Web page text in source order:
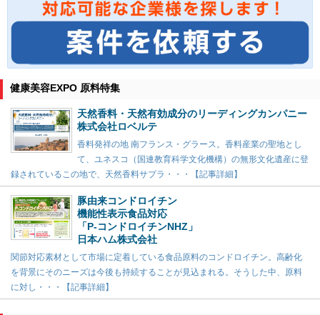
健康美容EXPO 原料特集
天然香料・天然有効成分のリーディングカンパニー
株式会社ロベルテ
香料発祥の地 南フランス・グラース。香料産業の聖地とし
て、ユネスコ（国連教育科学文化機構）の無形文化遺産に登
録されているこの地で、天然香料サプラ・・・【記事詳細】
豚由来コンドロイチン
機能性表示食品対応
「P-コンドロイチンNHZ」
日本ハム株式会社
関節対応素材として市場に定着している食品原料のコンドロイチン。高齢化
を背景にそのニーズは今後も持続することが見込まれる。そうした中、原料
に対し・・・【記事詳細】